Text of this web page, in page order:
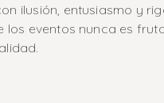
ilusión, entusiasmo y
los eventos nunca es